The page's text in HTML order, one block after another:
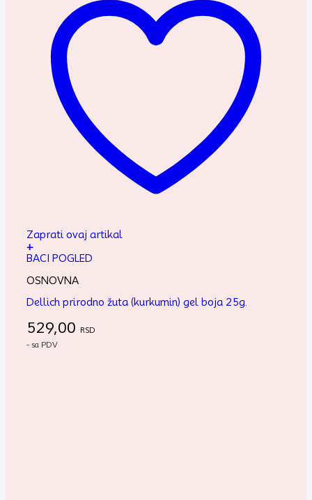
Zaprati ovaj artikal
+
BACI POGLED
OSNOVNA
Dellich prirodno žuta (kurkumin) gel boja 25g.
529,00 RSD
- sa PDV